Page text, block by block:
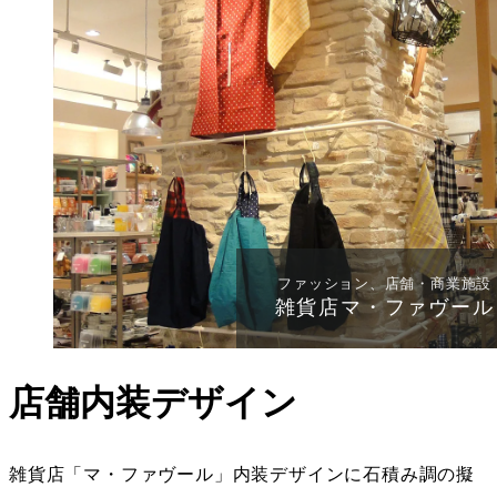
ファッション、店舗・商業施設
雑貨店マ・ファヴール
店舗内装デザイン
雑貨店「マ・ファヴール」内装デザインに石積み調の擬